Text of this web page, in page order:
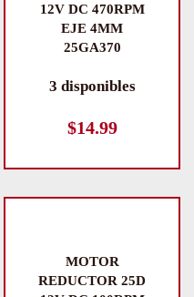
12V DC 470RPM
EJE 4MM
25GA370
3 disponibles
$14.99
MOTOR
REDUCTOR 25D